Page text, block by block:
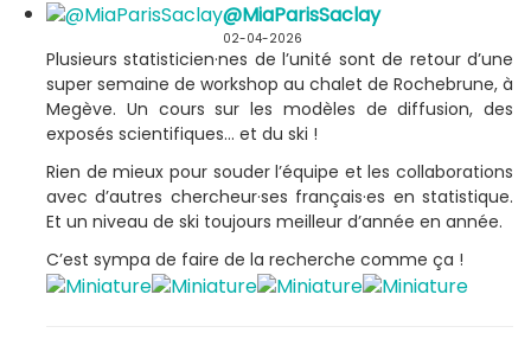
@MiaParisSaclay
02-04-2026
Plusieurs statisticien·nes de l’unité sont de retour d’une
super semaine de workshop au chalet de Rochebrune, à
Megève. Un cours sur les modèles de diffusion, des
exposés scientifiques… et du ski !
Rien de mieux pour souder l’équipe et les collaborations
avec d’autres chercheur·ses français·es en statistique.
Et un niveau de ski toujours meilleur d’année en année.
C’est sympa de faire de la recherche comme ça !